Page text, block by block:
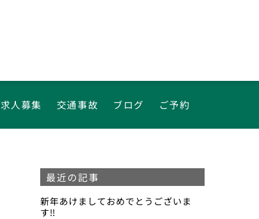
求人募集 交通事故 ブログ ご予約
最近の記事
新年あけましておめでとうございま
す‼